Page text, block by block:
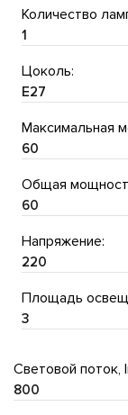
Количество
1
Цоколь:
E27
Максимальная
60
Общая
60
Напряжение:
220
Площадь
3
Световой поток,
800